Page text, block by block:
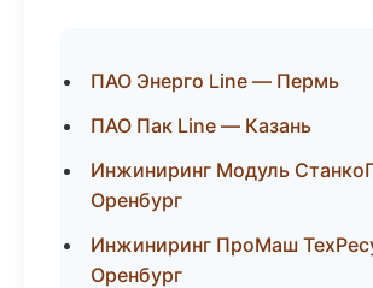
ПАО Энерго Line — Пермь
ПАО Пак Line — Казань
Инжиниринг Модуль
Оренбург
Инжиниринг ПроМаш
Оренбург